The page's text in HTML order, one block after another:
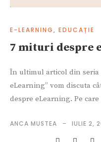
E-LEARNING, EDUCAȚIE
7 mituri despre
În ultimul articol din seria
eLearning” vom discuta
despre eLearning. Pe
ANCA MUSTEA IULIE 2,